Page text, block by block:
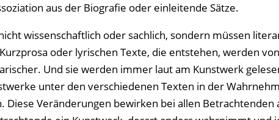
aus der Biografie oder einleitende Sätze.
wissenschaftlich oder sachlich, sondern müssen
oder lyrischen Texte, die entstehen, werden
Und sie werden immer laut am Kunstwerk
unter den verschiedenen Texten in der
Diese Veränderungen bewirken bei allen Betrachtenden